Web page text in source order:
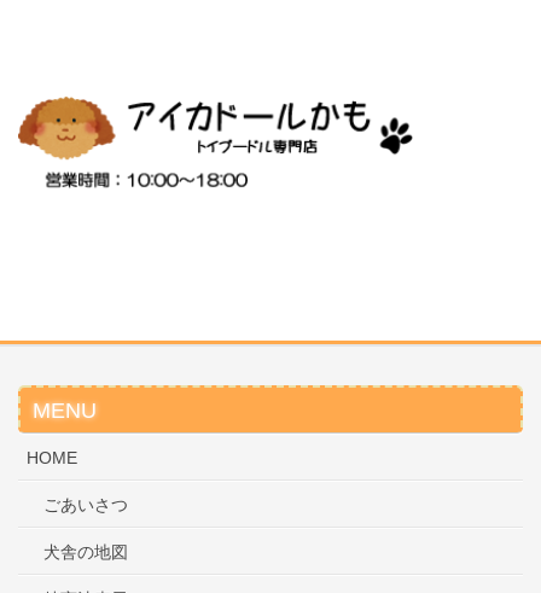
MENU
HOME
ごあいさつ
犬舎の地図